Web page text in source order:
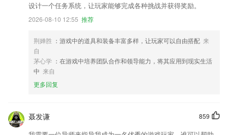
设计一个任务系统，让玩家能够完成各种挑战并获得奖励。
2026-08-10 12:55 推荐
荆婵胜 ：游戏中的道具和装备丰富多样，让玩家可以自由搭配 来
自
茅心学 ：在游戏中培养团队合作和领导能力，将其应用到现实生活
中 来自
更多回复
859
聂发谦